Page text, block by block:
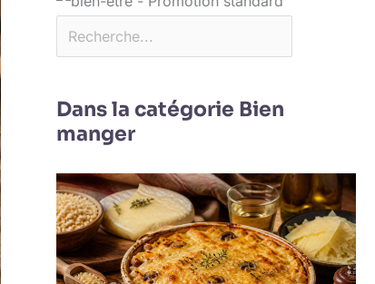
Dans la catégorie Bien
manger